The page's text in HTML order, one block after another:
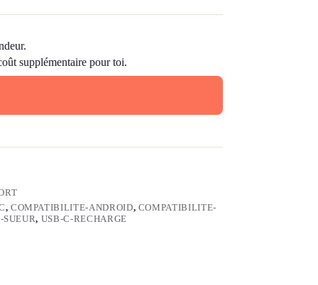
supplémentaire pour toi.
, COMPATIBILITE-ANDROID, COMPATIBILITE-
SUEUR, USB-C-RECHARGE